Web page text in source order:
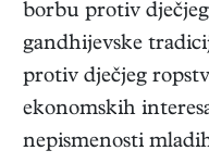
borbu protiv
gandhijevske
protiv dječjeg
ekonomskih
nepismenosti